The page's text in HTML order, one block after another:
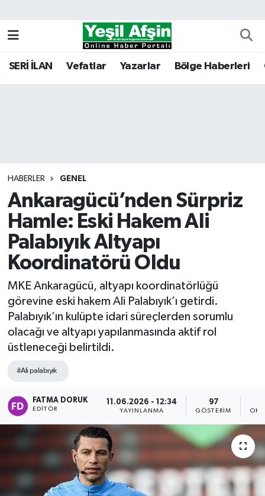
SERİ İLAN Vefatlar Yazarlar Bölge Haberleri
HABERLER GENEL
Ankaragücü’nden Sürpriz
Hamle: Eski Hakem Ali
Palabıyık Altyapı
Koordinatörü Oldu
MKE Ankaragücü, altyapı koordinatörlüğü
görevine eski hakem Ali Palabıyık’ı getirdi.
Palabıyık’ın kulüpte idari süreçlerden sorumlu
olacağı ve altyapı yapılanmasında aktif rol
üstleneceği belirtildi.
#Ali palabıyık
FATMA DORUK
EDITÖR
11.06.2026 - 12:34
YAYINLANMA
97
GÖSTERIM
Kahramanmaraş Nöbetçi Eczaneler
Tüm Manşetler
Son Dakika Haberleri
Haber Arşivi